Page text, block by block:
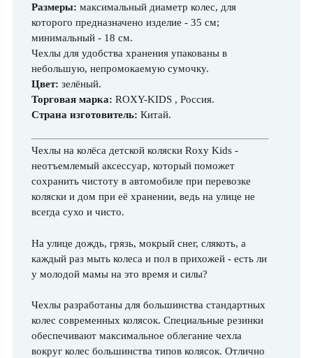
Размеры: максимальный диаметр колес, для
которого предназначено изделие - 35 см;
минимальный - 18 см.
Чехлы для удобства хранения упакованы в
небольшую, непромокаемую сумочку.
Цвет: зелёный.
Торговая марка: ROXY-KIDS , Россия.
Страна изготовитель: Китай.
Чехлы на колёса детской коляски Roxy Kids -
неотъемлемый аксессуар, который поможет
сохранить чистоту в автомобиле при перевозке
коляски и дом при её хранении, ведь на улице не
всегда сухо и чисто.
На улице дождь, грязь, мокрый снег, слякоть, а
каждый раз мыть колеса и пол в прихожей - есть ли
у молодой мамы на это время и силы?
Чехлы разработаны для большинства стандартных
колес современных колясок. Специальные резинки
обеспечивают максимальное облегание чехла
вокруг колес большинства типов колясок. Отлично